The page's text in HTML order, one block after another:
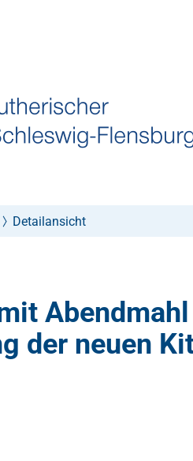
Detailansicht
Abendmahl
der neuen